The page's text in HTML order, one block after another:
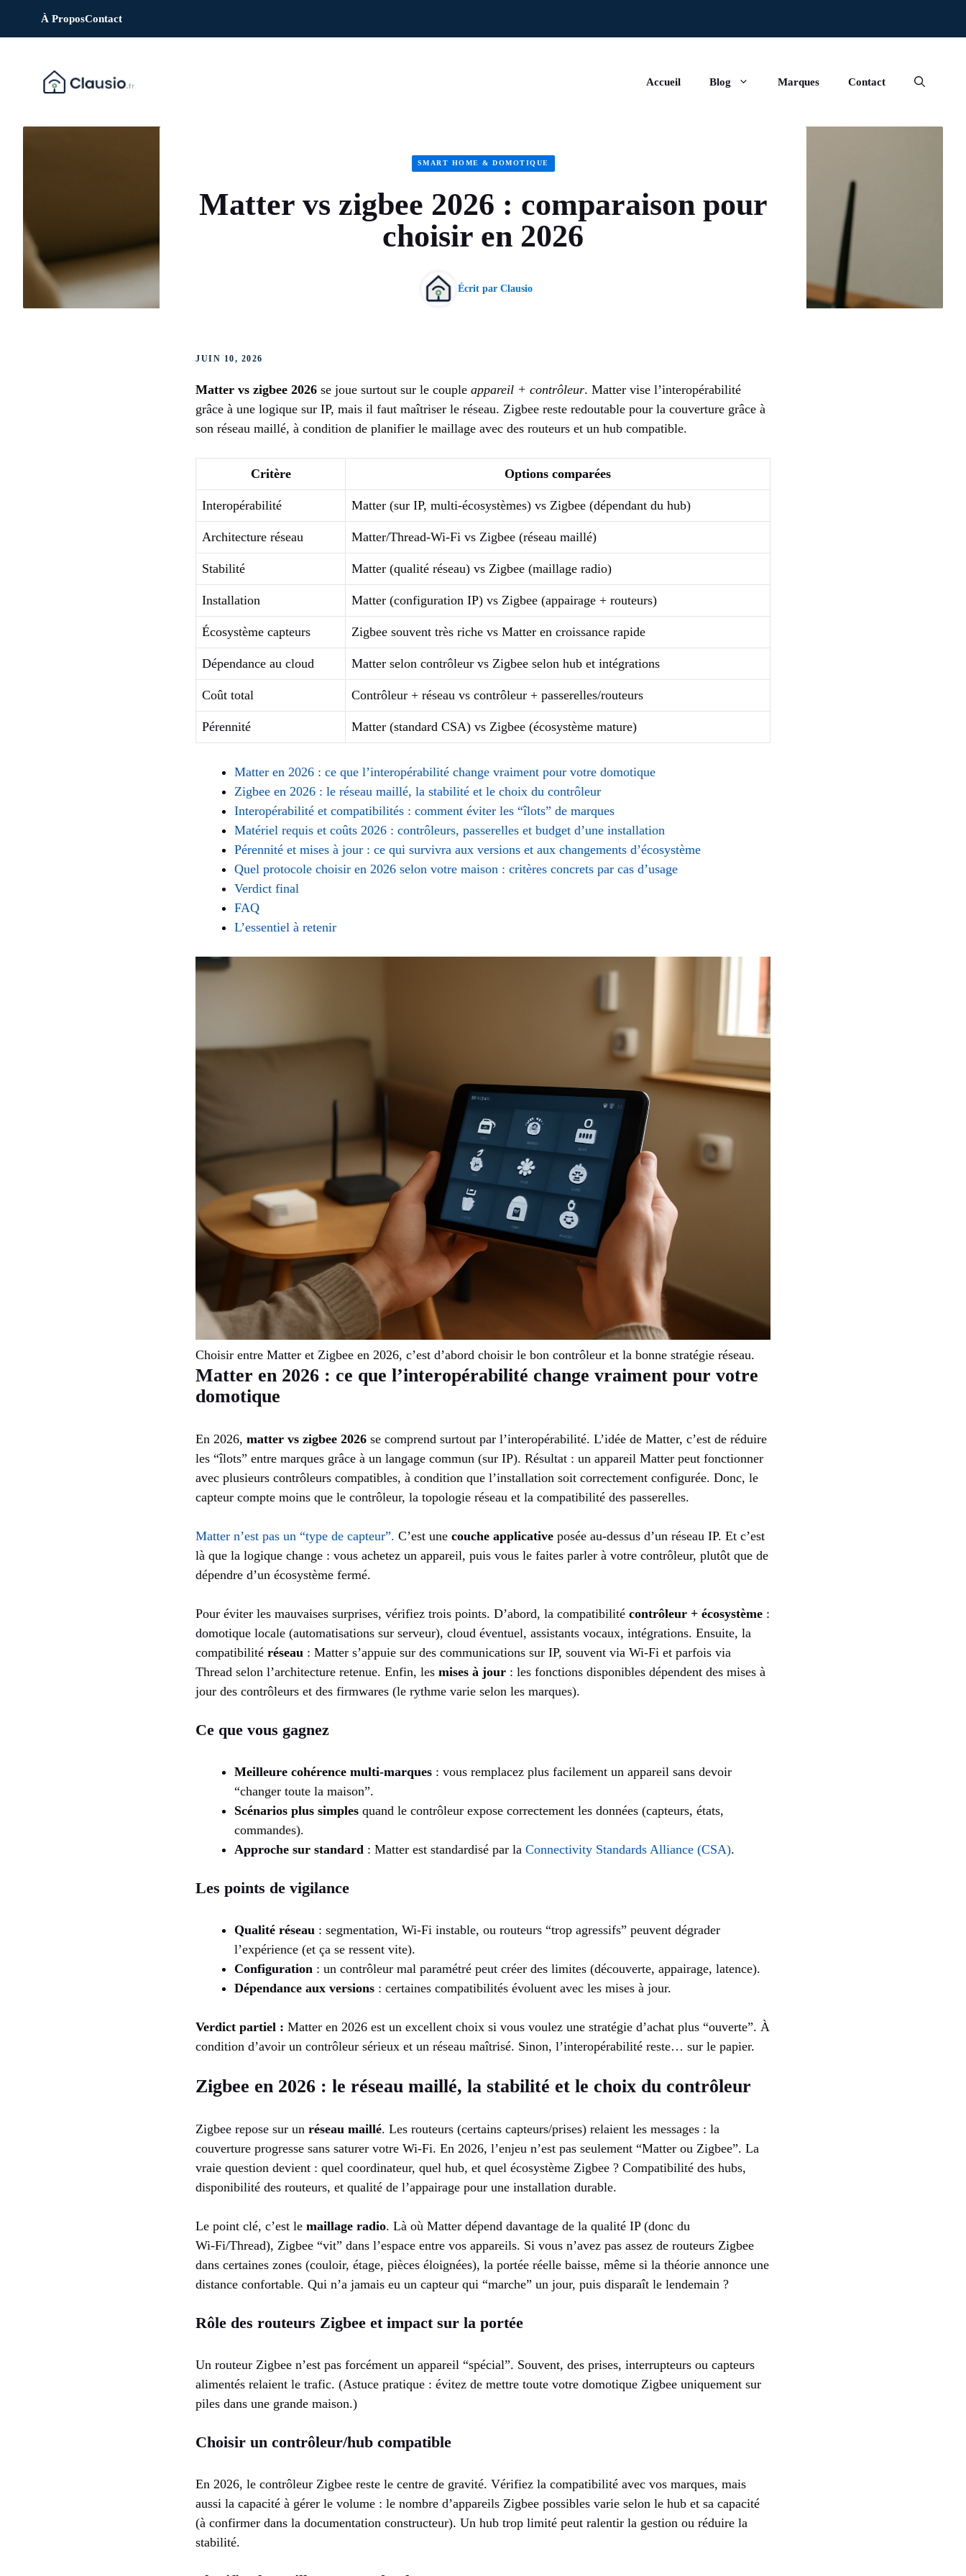
À ProposContact
Accueil Blog Marques Contact
SMART HOME & DOMOTIQUE
Matter vs zigbee 2026 : comparaison pour
choisir en 2026
Écrit par Clausio
JUIN 10, 2026
Matter vs zigbee 2026 se joue surtout sur le couple appareil + contrôleur. Matter vise l’interopérabilité
grâce à une logique sur IP, mais il faut maîtriser le réseau. Zigbee reste redoutable pour la couverture grâce à
son réseau maillé, à condition de planifier le maillage avec des routeurs et un hub compatible.
Critère Options comparées
Interopérabilité Matter (sur IP, multi-écosystèmes) vs Zigbee (dépendant du hub)
Architecture réseau Matter/Thread-Wi‑Fi vs Zigbee (réseau maillé)
Stabilité Matter (qualité réseau) vs Zigbee (maillage radio)
Installation Matter (configuration IP) vs Zigbee (appairage + routeurs)
Écosystème capteurs Zigbee souvent très riche vs Matter en croissance rapide
Dépendance au cloud Matter selon contrôleur vs Zigbee selon hub et intégrations
Coût total Contrôleur + réseau vs contrôleur + passerelles/routeurs
Pérennité Matter (standard CSA) vs Zigbee (écosystème mature)
Matter en 2026 : ce que l’interopérabilité change vraiment pour votre domotique
Zigbee en 2026 : le réseau maillé, la stabilité et le choix du contrôleur
Interopérabilité et compatibilités : comment éviter les “îlots” de marques
Matériel requis et coûts 2026 : contrôleurs, passerelles et budget d’une installation
Pérennité et mises à jour : ce qui survivra aux versions et aux changements d’écosystème
Quel protocole choisir en 2026 selon votre maison : critères concrets par cas d’usage
Verdict final
FAQ
L’essentiel à retenir
Choisir entre Matter et Zigbee en 2026, c’est d’abord choisir le bon contrôleur et la bonne stratégie réseau.
Matter en 2026 : ce que l’interopérabilité change vraiment pour votre
domotique
En 2026, matter vs zigbee 2026 se comprend surtout par l’interopérabilité. L’idée de Matter, c’est de réduire
les “îlots” entre marques grâce à un langage commun (sur IP). Résultat : un appareil Matter peut fonctionner
avec plusieurs contrôleurs compatibles, à condition que l’installation soit correctement configurée. Donc, le
capteur compte moins que le contrôleur, la topologie réseau et la compatibilité des passerelles.
Matter n’est pas un “type de capteur”. C’est une couche applicative posée au-dessus d’un réseau IP. Et c’est
là que la logique change : vous achetez un appareil, puis vous le faites parler à votre contrôleur, plutôt que de
dépendre d’un écosystème fermé.
Pour éviter les mauvaises surprises, vérifiez trois points. D’abord, la compatibilité contrôleur + écosystème :
domotique locale (automatisations sur serveur), cloud éventuel, assistants vocaux, intégrations. Ensuite, la
compatibilité réseau : Matter s’appuie sur des communications sur IP, souvent via Wi‑Fi et parfois via
Thread selon l’architecture retenue. Enfin, les mises à jour : les fonctions disponibles dépendent des mises à
jour des contrôleurs et des firmwares (le rythme varie selon les marques).
Ce que vous gagnez
Meilleure cohérence multi-marques : vous remplacez plus facilement un appareil sans devoir
“changer toute la maison”.
Scénarios plus simples quand le contrôleur expose correctement les données (capteurs, états,
commandes).
Approche sur standard : Matter est standardisé par la Connectivity Standards Alliance (CSA).
Les points de vigilance
Qualité réseau : segmentation, Wi‑Fi instable, ou routeurs “trop agressifs” peuvent dégrader
l’expérience (et ça se ressent vite).
Configuration : un contrôleur mal paramétré peut créer des limites (découverte, appairage, latence).
Dépendance aux versions : certaines compatibilités évoluent avec les mises à jour.
Verdict partiel : Matter en 2026 est un excellent choix si vous voulez une stratégie d’achat plus “ouverte”. À
condition d’avoir un contrôleur sérieux et un réseau maîtrisé. Sinon, l’interopérabilité reste… sur le papier.
Zigbee en 2026 : le réseau maillé, la stabilité et le choix du contrôleur
Zigbee repose sur un réseau maillé. Les routeurs (certains capteurs/prises) relaient les messages : la
couverture progresse sans saturer votre Wi‑Fi. En 2026, l’enjeu n’est pas seulement “Matter ou Zigbee”. La
vraie question devient : quel coordinateur, quel hub, et quel écosystème Zigbee ? Compatibilité des hubs,
disponibilité des routeurs, et qualité de l’appairage pour une installation durable.
Le point clé, c’est le maillage radio. Là où Matter dépend davantage de la qualité IP (donc du
Wi‑Fi/Thread), Zigbee “vit” dans l’espace entre vos appareils. Si vous n’avez pas assez de routeurs Zigbee
dans certaines zones (couloir, étage, pièces éloignées), la portée réelle baisse, même si la théorie annonce une
distance confortable. Qui n’a jamais eu un capteur qui “marche” un jour, puis disparaît le lendemain ?
Rôle des routeurs Zigbee et impact sur la portée
Un routeur Zigbee n’est pas forcément un appareil “spécial”. Souvent, des prises, interrupteurs ou capteurs
alimentés relaient le trafic. (Astuce pratique : évitez de mettre toute votre domotique Zigbee uniquement sur
piles dans une grande maison.)
Choisir un contrôleur/hub compatible
En 2026, le contrôleur Zigbee reste le centre de gravité. Vérifiez la compatibilité avec vos marques, mais
aussi la capacité à gérer le volume : le nombre d’appareils Zigbee possibles varie selon le hub et sa capacité
(à confirmer dans la documentation constructeur). Un hub trop limité peut ralentir la gestion ou réduire la
stabilité.